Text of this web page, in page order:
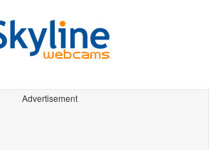
Advertisement